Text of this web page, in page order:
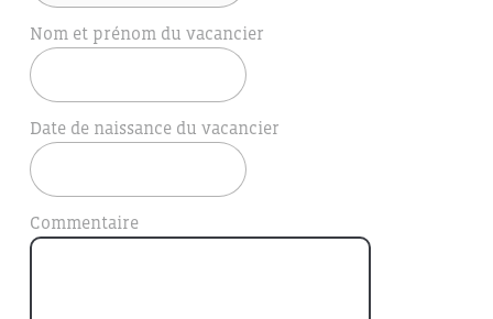
Nom et prénom du vacancier
Date de naissance du vacancier
Commentaire